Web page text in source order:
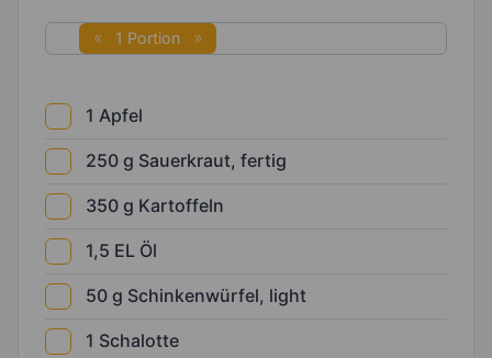
1 Portion
1 Apfel
250 g Sauerkraut, fertig
350 g Kartoffeln
1,5 EL Öl
50 g Schinkenwürfel, light
1 Schalotte